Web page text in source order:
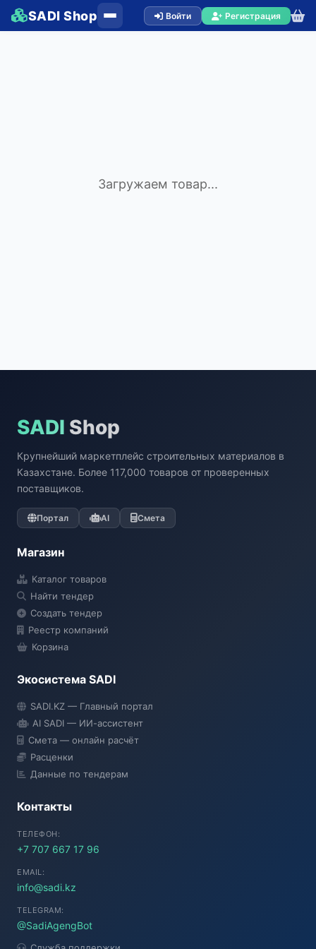
SADI Shop Войти Регистрация
Загружаем товар...
SADI Shop
Крупнейший маркетплейс строительных материалов в
Казахстане. Более 117,000 товаров от проверенных
поставщиков.
Портал AI Смета
Магазин
Каталог товаров
Найти тендер
Создать тендер
Реестр компаний
Корзина
Экосистема SADI
SADI.KZ — Главный портал
AI SADI — ИИ-ассистент
Смета — онлайн расчёт
Расценки
Данные по тендерам
Контакты
ТЕЛЕФОН:
+7 707 667 17 96
EMAIL:
info@sadi.kz
TELEGRAM:
@SadiAgengBot
● Подключение...